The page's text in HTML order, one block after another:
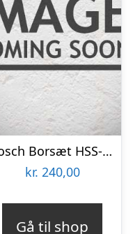
Bosch Borsæt HSS-G 135gr 1-10mm 10 Stk Robustl – 2607010535
kr. 240,00
Gå til shop